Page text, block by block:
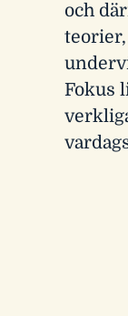
och
Fokus